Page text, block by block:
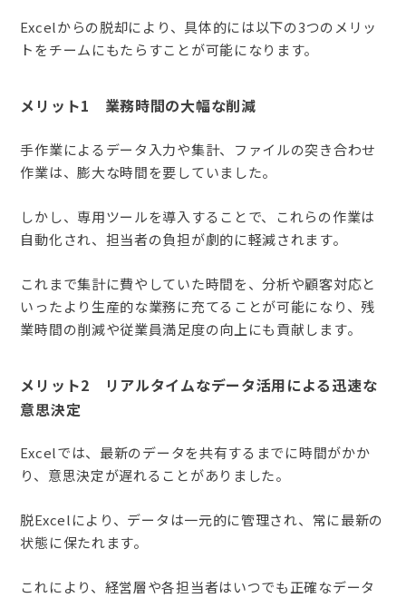
Excelからの脱却により、具体的には以下の3つのメリッ
トをチームにもたらすことが可能になります。
メリット1 業務時間の大幅な削減
手作業によるデータ入力や集計、ファイルの突き合わせ
作業は、膨大な時間を要していました。
しかし、専用ツールを導入することで、これらの作業は
自動化され、担当者の負担が劇的に軽減されます。
これまで集計に費やしていた時間を、分析や顧客対応と
いったより生産的な業務に充てることが可能になり、残
業時間の削減や従業員満足度の向上にも貢献します。
メリット2 リアルタイムなデータ活用による迅速な
意思決定
Excelでは、最新のデータを共有するまでに時間がかか
り、意思決定が遅れることがありました。
脱Excelにより、データは一元的に管理され、常に最新の
状態に保たれます。
これにより、経営層や各担当者はいつでも正確なデータ